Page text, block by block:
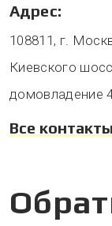
Адрес:
108811, г.
Киевского
домовладение
Все контакты